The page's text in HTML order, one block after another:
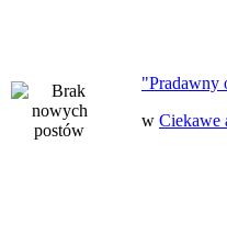
"Pradawny
w Ciekawe